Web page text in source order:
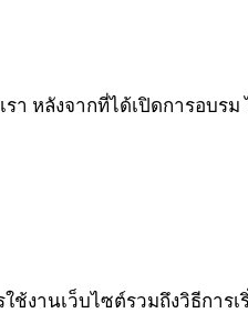
า หลังจากที่ได้เปิดการอบ
ช้งานเว็บไซต์รวมถึงวิธีกา